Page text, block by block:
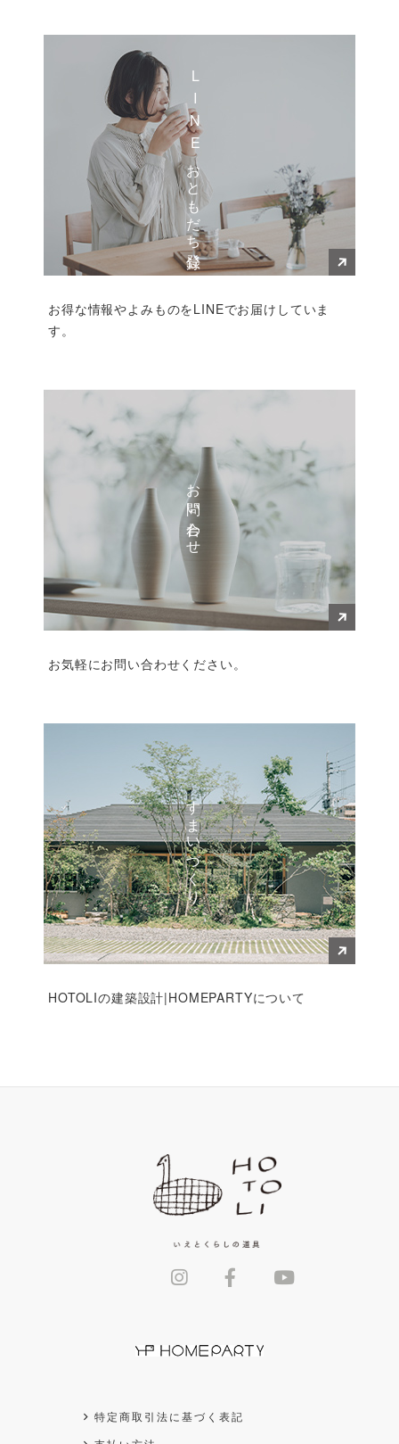
LINEおともだち登録
お得な情報やよみものをLINEでお届けしていま
す。
お問い合わせ
お気軽にお問い合わせください。
すまいづくり
HOTOLIの建築設計|HOMEPARTYについて
特定商取引法に基づく表記